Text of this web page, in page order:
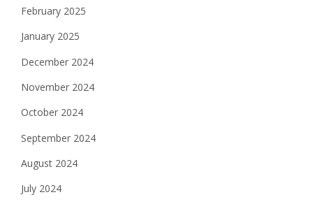
February 2025
January 2025
December 2024
November 2024
October 2024
September 2024
August 2024
July 2024